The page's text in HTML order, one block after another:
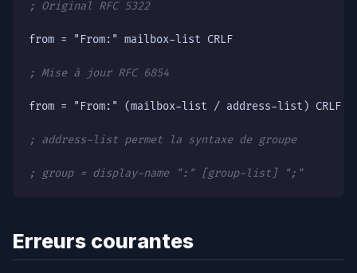
; Original RFC 5322
from = "From:" mailbox-list CRLF
; Mise à jour RFC 6854
from = "From:" (mailbox-list / address-list) CRLF
; address-list permet la syntaxe de groupe
; group = display-name ":" [group-list] ";"
Erreurs courantes